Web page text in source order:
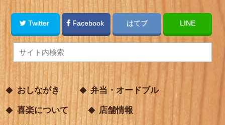
Twitter Facebook はてブ LINE
おしながき 弁当・オードブル
喜楽について 店舗情報